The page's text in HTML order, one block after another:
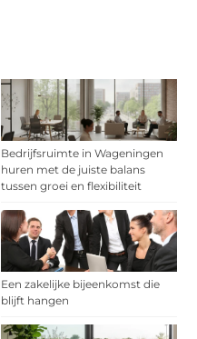
Bedrijfsruimte in Wageningen
huren met de juiste balans
tussen groei en flexibiliteit
Een zakelijke bijeenkomst die
blijft hangen